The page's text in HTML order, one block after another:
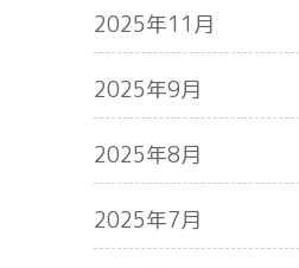
2025年11月
2025年9月
2025年8月
2025年7月